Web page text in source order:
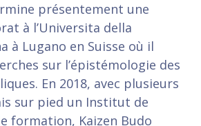
présentement une
à l’Universita della
à Lugano en Suisse où il
sur l’épistémologie des
En 2018, avec plusieurs
sur pied un Institut de
formation, Kaizen Budo